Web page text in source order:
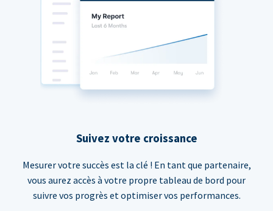
Suivez votre croissance
Mesurer votre succès est la clé ! En tant que partenaire,
vous aurez accès à votre propre tableau de bord pour
suivre vos progrès et optimiser vos performances.